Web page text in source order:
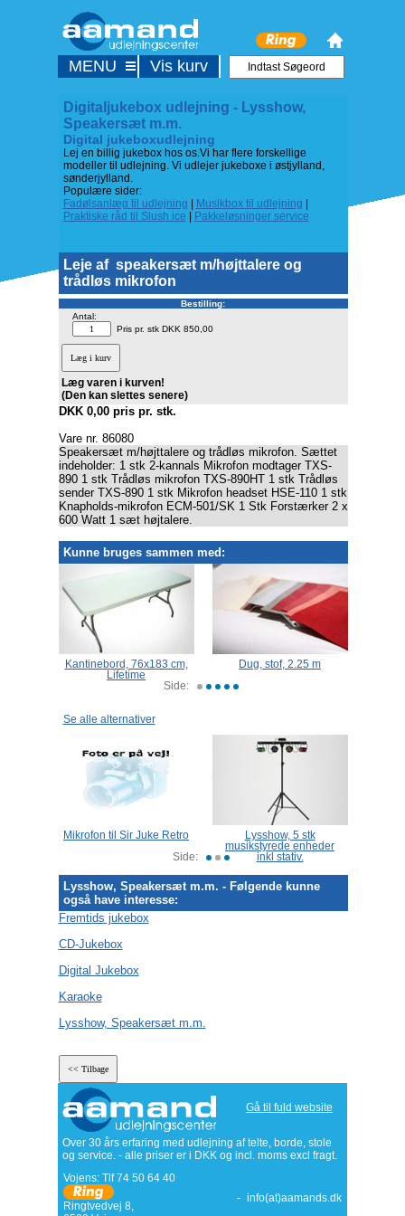
Digitaljukebox udlejning - Lysshow,
Speakersæt m.m.
Digital jukeboxudlejning
Lej en billig jukebox hos os.Vi har flere forskellige
modeller til udlejning. Vi udlejer jukeboxe i østjylland,
sønderjylland.
Populære sider:
Fadølsanlæg til udlejning
Musikbox til udlejning
Praktiske råd til Slush ice
Pakkeløsninger service
Leje af speakersæt m/højttalere og
trådløs mikrofon
Bestilling:
Antal:
Pris pr. stk DKK 850,00
Læg varen i kurven!
(Den kan slettes senere)
DKK 0,00 pris pr. stk.
Vare nr. 86080
Speakersæt m/højttalere og trådløs mikrofon. Sættet
indeholder: 1 stk 2-kannals Mikrofon modtager TXS-
890 1 stk Trådløs mikrofon TXS-890HT 1 stk Trådløs
sender TXS-890 1 stk Mikrofon headset HSE-110 1 stk
Knapholds-mikrofon ECM-501/SK 1 Stk Forstærker 2 x
600 Watt 1 sæt højtalere.
Kunne bruges sammen med:
Se alle alternativer
Lysshow, Speakersæt m.m. - Følgende kunne
også have interesse:
Fremtids jukebox
CD-Jukebox
Digital Jukebox
Karaoke
Lysshow, Speakersæt m.m.
Gå til fuld website
Over 30 års erfaring med udlejning af telte, borde, stole
og service. - alle priser er i DKK og incl. moms excl fragt.
Vojens: Tlf74 50 64 40
Ringtvedvej 8,
- info(at)aamands.dk
MENU Vis kurv
Kantinebord, 76x183 cm,
Lifetime
Dug, stof, 2.25 m
Side:
Mikrofon til Sir Juke Retro
Lysshow, 5 stk
musikstyrede enheder
inkl stativ.
Side: